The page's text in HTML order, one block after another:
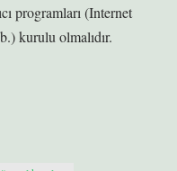
programları (Internet
kurulu olmalıdır.